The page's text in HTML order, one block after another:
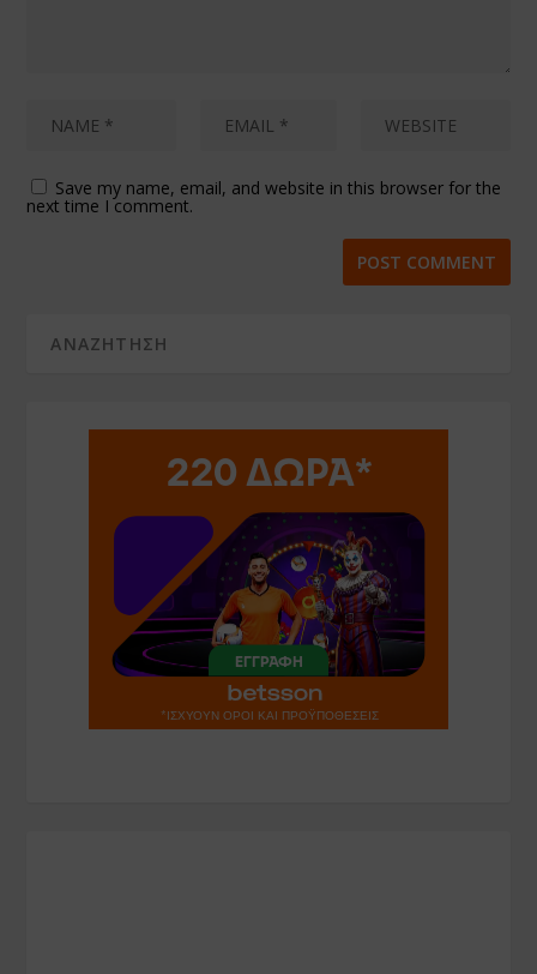
Save my name, email, and website in this browser for the
next time I comment.